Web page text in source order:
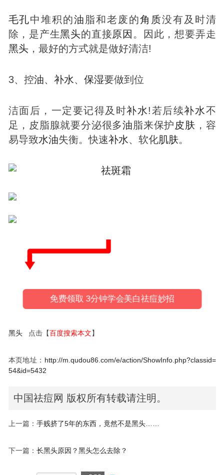
毛孔中堆积的油 脂和老废的角质没有及时清
除，是产生黑头的直接原因 。因此，想要弄走
黑头，最好的方式就是做好清洁!
3、控油、 补水、 保湿要做到位
洁面后，一定要记得及时补水!若后续补水不
足，皮脂腺就要分泌很多油脂来保护 皮肤 ，容
易导致水油失衡。快速补水、软化肌肤。
免费领取 3分钟学会美白祛痘妙招
黑头点击【百度搜索本文】
本页地址： http://m.qudou86.com/e/action/ShowInfo.php?classid=
54&id=5432
中国祛痘网 版权所有转载请注明。
上一篇： 手贱挤了5年的东西，竟然不是黑头……
下一篇： 长黑头原因？黑头怎么去除？